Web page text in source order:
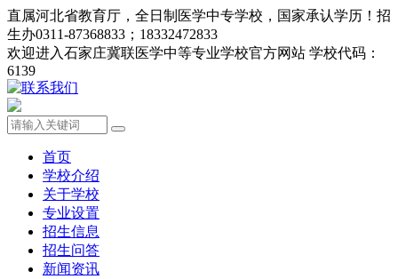
直属河北省教育厅，全日制医学中专学校，国家承认学历！招
生办0311-87368833；18332472833
欢迎进入石家庄冀联医学中等专业学校官方网站 学校代码：
6139
首页
学校介绍
关于学校
专业设置
招生信息
招生问答
新闻资讯